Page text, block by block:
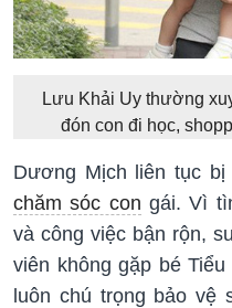
Lưu Khải Uy thường
đón con đi học,
Dương Mịch liên tục
chăm sóc con gái. Vì
và công việc bận rộn,
viên không gặp bé
luôn chú trọng bảo vệ